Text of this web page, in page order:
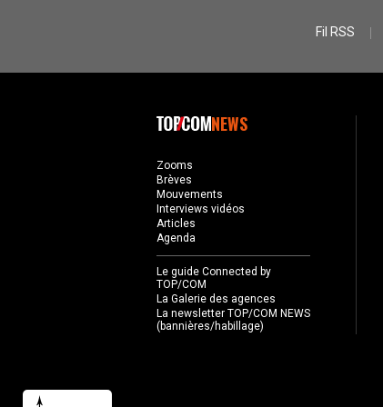
Fil RSS
NEWS
Zooms
Brèves
Mouvements
Interviews vidéos
Articles
Agenda
Le guide Connected by
TOP/COM
La Galerie des agences
La newsletter TOP/COM NEWS
(bannières/habillage)